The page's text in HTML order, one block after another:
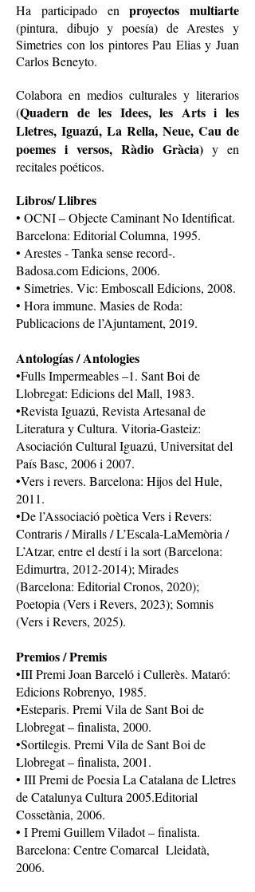
Ha participado enproyectos multiarte
(pintura, dibujo y poesía) de Arestes y
Simetries con los pintores Pau Elias y Juan
Carlos Beneyto.
Colabora en medios culturales y literarios
(Quadern de les Idees, les Arts i les
Lletres, Iguazú, La Rella, Neue, Cau de
poemes i versos, Ràdio Gràcia) y en
recitales poéticos.
Libros/ Llibres
• OCNI – Objecte Caminant No Identificat.
Barcelona: Editorial Columna, 1995.
• Arestes - Tanka sense record-.
Badosa.com Edicions, 2006.
• Simetries. Vic: Emboscall Edicions, 2008.
• Hora immune. Masies de Roda:
Publicacions de l’Ajuntament, 2019.
Antologías / Antologies
•​Fulls Impermeables –1. Sant Boi de
Llobregat: Edicions del Mall, 1983.
•​Revista Iguazú, Revista Artesanal de
Literatura y Cultura. Vitoria-Gasteiz:
Asociación Cultural Iguazú, Universitat del
País Basc, 2006 i 2007.
•​Vers i revers. Barcelona: Hijos del Hule,
2011.
•​De l’Associació poètica Vers i Revers:
Contraris / Miralls / L’Escala-LaMemòria /
L’Atzar, entre el destí i la sort (Barcelona:
Edimurtra, 2012-2014); Mirades
(Barcelona: Editorial Cronos, 2020);
Poetopia (Vers i Revers, 2023); Somnis
(Vers i Revers, 2025).
Premios / Premis
•​III Premi Joan Barceló i Cullerès. Mataró:
Edicions Robrenyo, 1985.
•​Esteparis. Premi Vila de Sant Boi de
Llobregat – finalista, 2000.
•​Sortilegis. Premi Vila de Sant Boi de
Llobregat – finalista, 2001.
• III Premi de Poesia La Catalana de Lletres
de Catalunya Cultura 2005.Editorial
Cossetània, 2006.
• I Premi Guillem Viladot – finalista.
Barcelona: Centre Comarcal Lleidatà,
2006.